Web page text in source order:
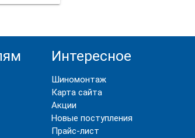
Интересное
Шиномонтаж
Карта сайта
Акции
Новые поступления
Прайс-лист